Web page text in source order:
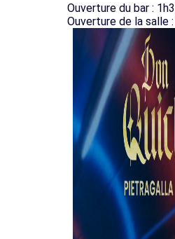
Ouverture du bar :
Ouverture de la salle